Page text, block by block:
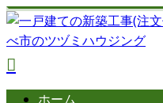
ホーム